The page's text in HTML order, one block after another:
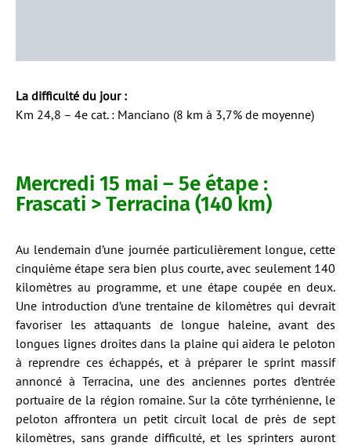
La difficulté du jour :
Km 24,8 – 4e cat. : Manciano (8 km à 3,7% de moyenne)
Mercredi 15 mai – 5e étape :
Frascati > Terracina (140 km)
Au lendemain d’une journée particulièrement longue, cette
cinquième étape sera bien plus courte, avec seulement 140
kilomètres au programme, et une étape coupée en deux.
Une introduction d’une trentaine de kilomètres qui devrait
favoriser les attaquants de longue haleine, avant des
longues lignes droites dans la plaine qui aidera le peloton
à reprendre ces échappés, et à préparer le sprint massif
annoncé à Terracina, une des anciennes portes d’entrée
portuaire de la région romaine. Sur la côte tyrrhénienne, le
peloton affrontera un petit circuit local de près de sept
kilomètres, sans grande difficulté, et les sprinters auront